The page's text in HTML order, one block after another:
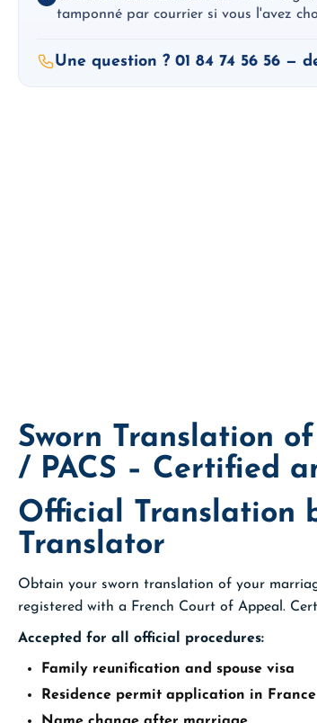
tamponné par courrier si vous l'avez
Une question ? 01 84 74 56 56 —
Sworn Translation
/ PACS – Certified
Official Translation
Translator
Obtain your sworn translation of your
registered with a French Court of Appeal.
Accepted for all official procedures:
Family reunification and spouse visa
Residence permit application in France